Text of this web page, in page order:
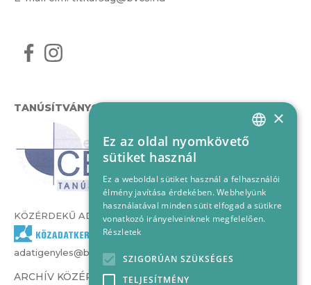
TANÚSÍTVÁNYOK
KÖZÉRDEKŰ ADATOK
adatigenyles@bvcs.hu
ARCHÍV KÖZÉRDEKŰ ADATOK –
HUNGARIAN
×
Ez az oldal nyomkövető
sütiket használ
Ez a weboldal sütiket használ a felhasználói
élmény javítása érdekében. Webhelyünk
használatával minden sütit elfogad a sütikre
vonatkozó irányelveinknek megfelelően.
Részletek
SZIGORÚAN SZÜKSÉGES
TELJESÍTMÉNY